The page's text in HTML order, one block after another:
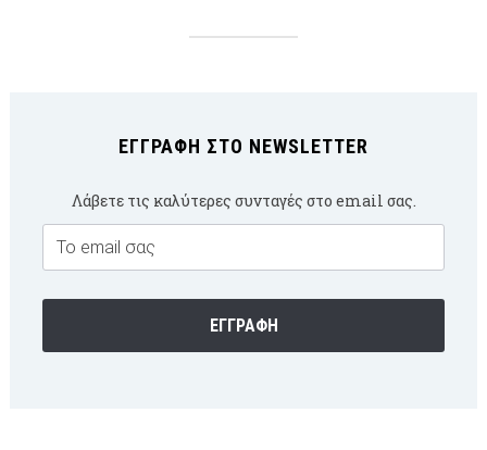
ΕΓΓΡΑΦΉ ΣΤΟ NEWSLETTER
Λάβετε τις καλύτερες συνταγές στο email σας.
Email
Subscription
ΕΓΓΡΑΦΉ